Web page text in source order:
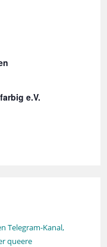
e.V.
Telegram-Kanal,
queere